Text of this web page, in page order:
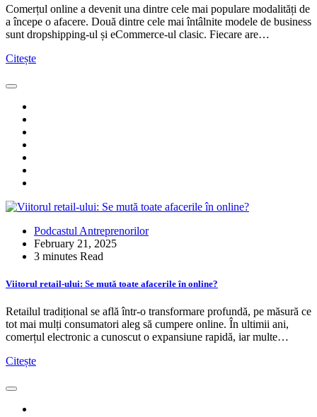
Comerțul online a devenit una dintre cele mai populare modalități de
a începe o afacere. Două dintre cele mai întâlnite modele de business
sunt dropshipping-ul și eCommerce-ul clasic. Fiecare are…
Citește
Podcastul Antreprenorilor
February 21, 2025
3 minutes Read
Viitorul retail-ului: Se mută toate afacerile în online?
Retailul tradițional se află într-o transformare profundă, pe măsură ce
tot mai mulți consumatori aleg să cumpere online. În ultimii ani,
comerțul electronic a cunoscut o expansiune rapidă, iar multe…
Citește